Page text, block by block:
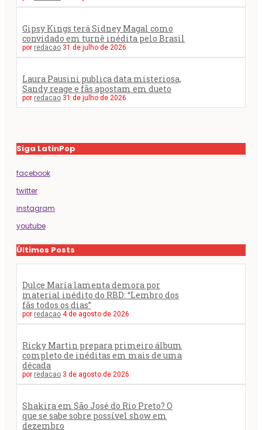
Gipsy Kings terá Sidney Magal como
convidado em turnê inédita pelo Brasil
por redacao 31 de julho de 2026
Laura Pausini publica data misteriosa,
Sandy reage e fãs apostam em dueto
por redacao 31 de julho de 2026
Siga LatinPop
facebook
twitter
instagram
youtube
Últimos Posts
Dulce María lamenta demora por
material inédito do RBD: “Lembro dos
fãs todos os dias”
por redacao 4 de agosto de 2026
Ricky Martin prepara primeiro álbum
completo de inéditas em mais de uma
década
por redacao 3 de agosto de 2026
Shakira em São José do Rio Preto? O
que se sabe sobre possível show em
dezembro